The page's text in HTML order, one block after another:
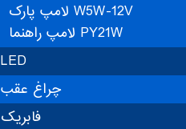
لامپ پارک W5W-12V
لامپ راهنما PY21W
LED
چراغ عقب
فابریک